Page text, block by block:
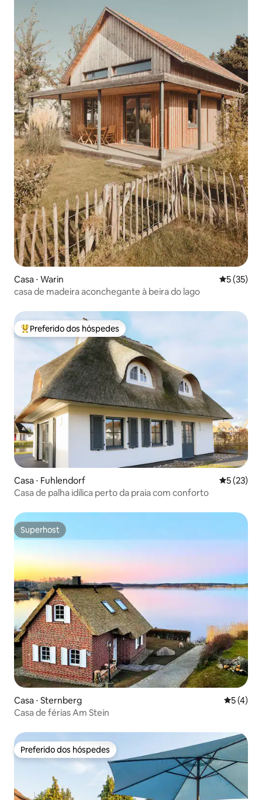
Casa ⋅ Warin 5 de uma
5 (35)
casa de madeira aconchegante à beira do lago
Entre os melhores preferidos dos hóspedes
Preferido dos hóspedes
Casa ⋅ Fuhlendorf 5 de uma
5 (23)
Casa de palha idílica perto da praia com conforto
Superhost
Superhost
Casa ⋅ Sternberg 5 de
5 (4)
Casa de férias Am Stein
Preferido dos hóspedes
Preferido dos hóspedes